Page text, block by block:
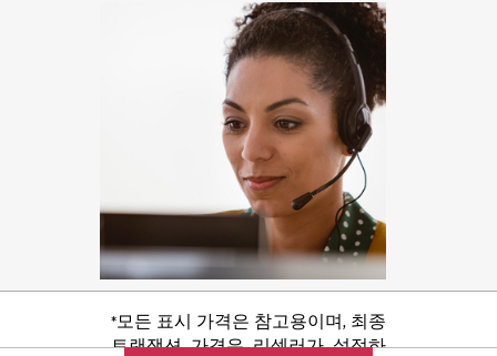
*모든 표시 가격은 참고용이며, 최종
트랜잭션 가격은 리셀러가 설정하